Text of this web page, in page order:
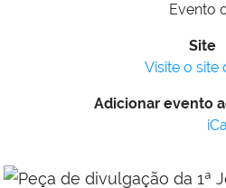
Evento
Site
Visite o site
Adicionar evento